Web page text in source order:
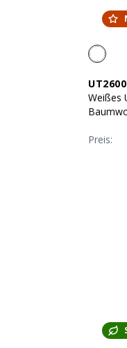
Weißes
Preis: